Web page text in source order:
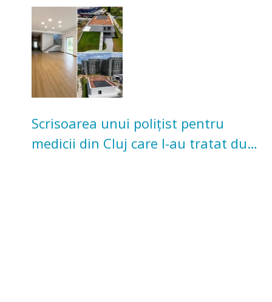
pentru copii
Scrisoarea unui polițist pentru
medicii din Cluj care l-au tratat după